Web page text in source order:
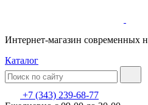
Интернет-магазин современных
Каталог
+7 (343) 239-68-77